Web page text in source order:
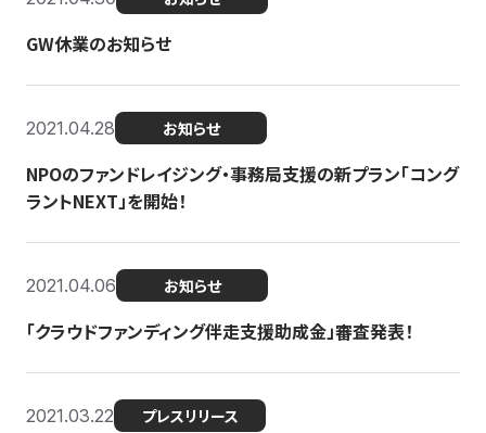
GW休業のお知らせ
2021.04.28 お知らせ
NPOのファンドレイジング・事務局支援の新プラン「コング
ラントNEXT」を開始！
2021.04.06 お知らせ
「クラウドファンディング伴走支援助成金」審査発表！
2021.03.22 プレスリリース